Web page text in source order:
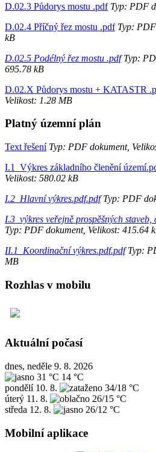
D.02.3 Půdorys mostu .pdfTyp: PDF
D.02.4 Příčný řez mostu .pdfTyp: PDF
kB
D.02.5 Podélný řez mostu .pdfTyp:
695.78 kB
D.02.X Půdorys mostu + KATASTR
Velikost: 1.28 MB
Platný územní plán
Text řešeníTyp: PDF dokument,
I.1_Výkres základního členění
Velikost: 580.02 kB
I.2_Hlavní výkres.pdf.pdfTyp: PDF
I.3_výkres veřejně prospěšných
Typ: PDF dokument, Velikost: 415.64
II.1_Koordinační výkres.pdf.pdfTyp:
MB
Rozhlas v mobilu
Aktuální počasí
dnes, neděle 9. 8. 2026
31 °C 14 °C
pondělí 10. 8.
34/18 °C
úterý 11. 8.
26/15 °C
středa 12. 8. 26/12 °C
Mobilní aplikace